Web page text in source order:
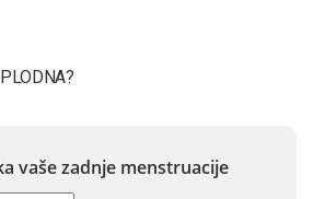
vaše zadnje menstruacije